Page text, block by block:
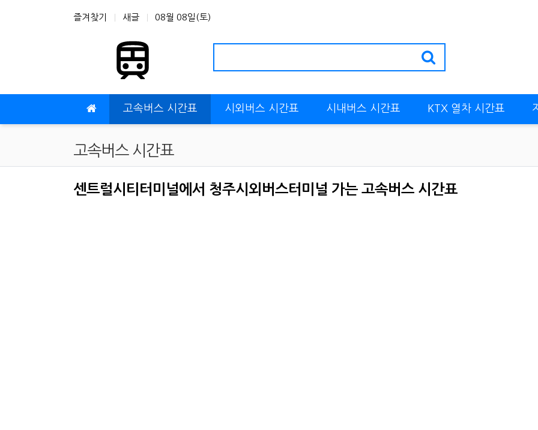
즐겨찾기 새글 08월 08일(토)
고속버스 시간표 시외버스 시간표 시내버스 시간표 KTX 열차 시간표
고속버스 시간표
센트럴시티터미널에서 청주시외버스터미널 가는 고속버스 시간표